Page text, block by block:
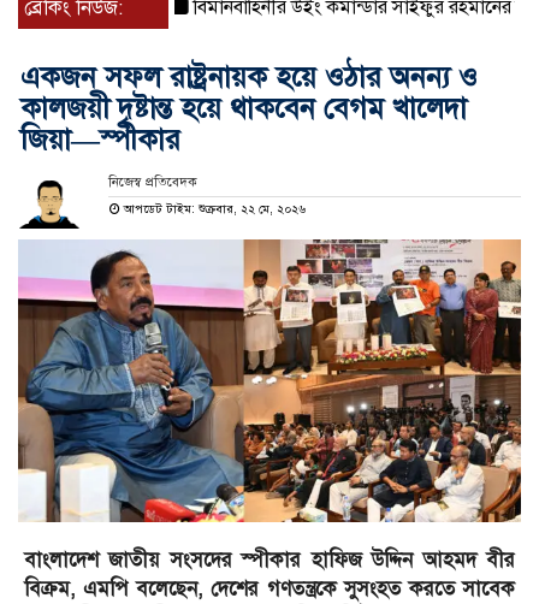
ব্রেকিং নিউজ: বিমানবাহিনীর উইং কমান্ডার সাইফুর রহমানের বিরুদ্ধে
একজন সফল রাষ্ট্রনায়ক হয়ে ওঠার অনন্য ও
কালজয়ী দৃষ্টান্ত হয়ে থাকবেন বেগম খালেদা
জিয়া—স্পীকার
নিজেস্ব প্রতিবেদক
আপডেট টাইম: শুক্রবার, ২২ মে, ২০২৬
বাংলাদেশ জাতীয় সংসদের স্পীকার হাফিজ উদ্দিন আহমদ বীর
বিক্রম, এমপি বলেছেন, দেশের গণতন্ত্রকে সুসংহত করতে সাবেক